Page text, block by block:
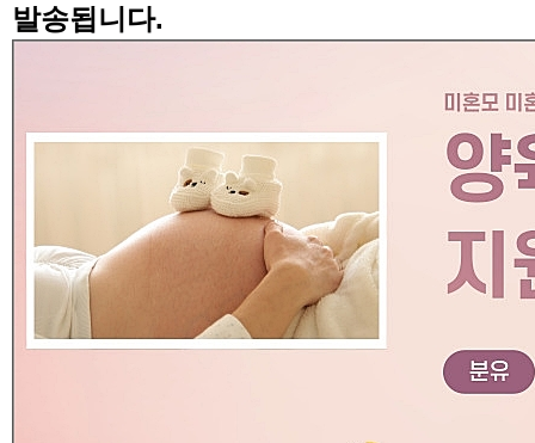
발송됩니다.